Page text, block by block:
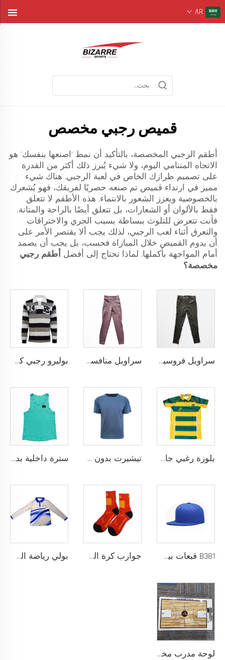
AR
قميص رجبي مخصص
أطقم الرجبي المخصصة، بالتأكيد أن نمط 'اصنعها بنفسك' هو
الاتجاه المتنامي اليوم، ولا شيء يُبرز ذلك أكثر من القدرة
على تصميم طرازك الخاص في لعبة الرجبي. هناك شيء
مميز في ارتداء قميص تم صنعه حصريًا لفريقك، فهو يُشعرك
بالخصوصية ويعزز الشعور بالانتماء. هذه الأطقم لا تتعلق
فقط بالألوان أو الشعارات، بل تتعلق أيضًا بالراحة والمتانة.
فأنت تتعرض للتلوث ببساطة بسبب الجري والاختراقات
والتعرق أثناء لعب الرجبي، لذلك يجب ألا يقتصر الأمر على
أن يدوم القميص خلال المباراة فحسب، بل يجب أن يصمد
أمام المواجهة بأكملها. لماذا تحتاج إلى أفضل أطقم رجبي
مخصصة؟
سراويل فروسية أداء عالي مع نمط سيليكون مضاد للانزلاق وخيارات لإضافة شعار الفريق المخصص سراويل منافسة الفروسية بتقنية النقاط السيليكونية والتخصيص الكامل لنادي أو شعار شخصي بوليرو رجبي كلاسيكي مخصص مصنوع من قماش يام داي ثقيل الوزن بأكمام طويلة بتصميم رجعي للرجال
بلوزة رغبي جافة سريعة مصممة لفريق المدرسة، بلوزة رغبي بقماش أداء يسحب الرطوبة مع تخصيص بالتحميص تيشيرت بدون خياطة مصمم كقميص رياضي خالٍ من الاحتكاك لتحقيق أقصى درجات الراحة والأداء سترة داخلية بدون خياطة مع بنية شريط ملصوق حراريًا ومقاس نحيف خالٍ من الاحتكاك حسب الطلب لتجربة رياضية فائقة بدون أي إلهاء
B381 قبعات بيسبول جديدة عصرية للرجال والنساء، قبعات فاخرة بتصميم أنيق، قبعة تراكر جوارب كرة السلة للرجال بتصميم شعار مخصص، جوارب قطنية طويلة من السباندكس مع لبادة عالية، عينة مجانية، خدمة تصنيع المعدات الأصلية بولي رياضة السلة بأكمام طويلة نسيج سريع الجفاف للإحماء، شعار مخصص
لوحة مدرب مخصصة من كلوريد متعدد الفينيل (PVC) 122 مع إمكانية طباعة الشعار بألوان مخصصة، تصميم متين للتدريب الرياضي والتخطيط التكتيكي